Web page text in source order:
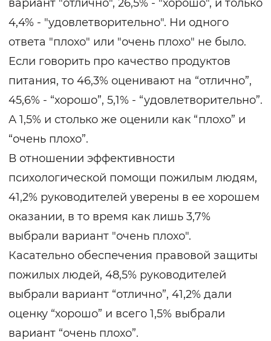
вариант "отлично", 26,5% - "хорошо", и только
4,4% - "удовлетворительно". Ни одного
ответа "плохо" или "очень плохо" не было.
Если говорить про качество продуктов
питания, то 46,3% оценивают на “отлично”,
45,6% - “хорошо”, 5,1% - “удовлетворительно”.
А 1,5% и столько же оценили как “плохо” и
“очень плохо”.
В отношении эффективности
психологической помощи пожилым людям,
41,2% руководителей уверены в ее хорошем
оказании, в то время как лишь 3,7%
выбрали вариант "очень плохо".
Касательно обеспечения правовой защиты
пожилых людей, 48,5% руководителей
выбрали вариант “отлично”, 41,2% дали
оценку “хорошо” и всего 1,5% выбрали
вариант “очень плохо”.